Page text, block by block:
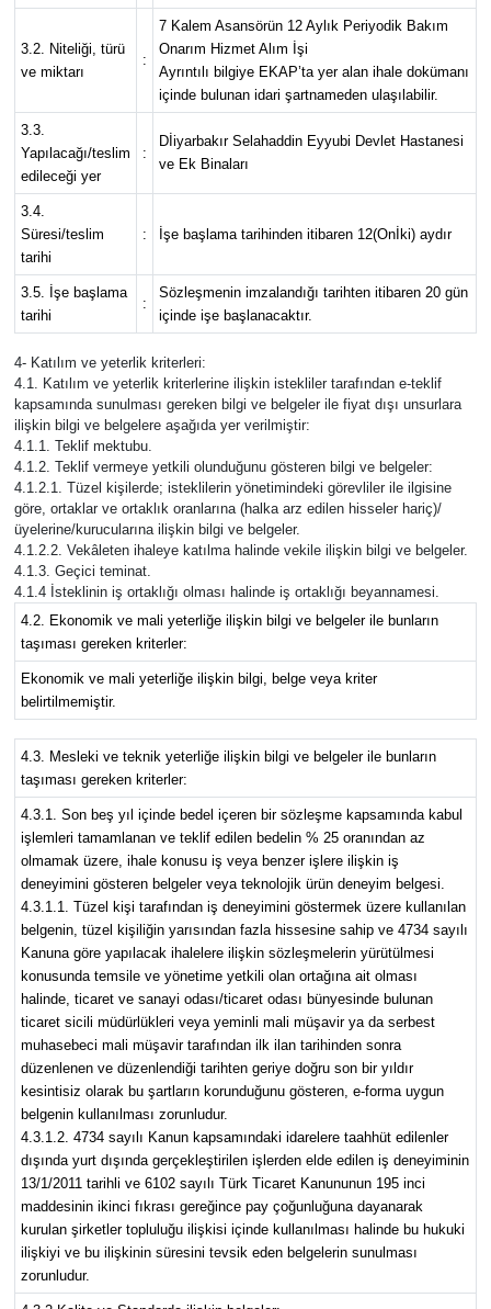
3.2. Niteliği, türü
ve miktarı
:
7 Kalem Asansörün 12 Aylık Periyodik Bakım
Onarım Hizmet Alım İşi
Ayrıntılı bilgiye EKAP’ta yer alan ihale dokümanı
içinde bulunan idari şartnameden ulaşılabilir.
3.3.
Yapılacağı/teslim
edileceği yer
:
Dİiyarbakır Selahaddin Eyyubi Devlet Hastanesi
ve Ek Binaları
3.4.
Süresi/teslim
tarihi
: İşe başlama tarihinden itibaren 12(Onİki) aydır
3.5. İşe başlama
tarihi
:
Sözleşmenin imzalandığı tarihten itibaren 20 gün
içinde işe başlanacaktır.
4- Katılım ve yeterlik kriterleri:
4.1. Katılım ve yeterlik kriterlerine ilişkin istekliler tarafından e-teklif
kapsamında sunulması gereken bilgi ve belgeler ile fiyat dışı unsurlara
ilişkin bilgi ve belgelere aşağıda yer verilmiştir:
4.1.1. Teklif mektubu.
4.1.2. Teklif vermeye yetkili olunduğunu gösteren bilgi ve belgeler:
4.1.2.1. Tüzel kişilerde; isteklilerin yönetimindeki görevliler ile ilgisine
göre, ortaklar ve ortaklık oranlarına (halka arz edilen hisseler hariç)/
üyelerine/kurucularına ilişkin bilgi ve belgeler.
4.1.2.2. Vekâleten ihaleye katılma halinde vekile ilişkin bilgi ve belgeler.
4.1.3. Geçici teminat.
4.1.4 İsteklinin iş ortaklığı olması halinde iş ortaklığı beyannamesi.
4.2. Ekonomik ve mali yeterliğe ilişkin bilgi ve belgeler ile bunların
taşıması gereken kriterler:
Ekonomik ve mali yeterliğe ilişkin bilgi, belge veya kriter
belirtilmemiştir.
4.3. Mesleki ve teknik yeterliğe ilişkin bilgi ve belgeler ile bunların
taşıması gereken kriterler:
4.3.1. Son beş yıl içinde bedel içeren bir sözleşme kapsamında kabul
işlemleri tamamlanan ve teklif edilen bedelin % 25 oranından az
olmamak üzere, ihale konusu iş veya benzer işlere ilişkin iş
deneyimini gösteren belgeler veya teknolojik ürün deneyim belgesi.
4.3.1.1. Tüzel kişi tarafından iş deneyimini göstermek üzere kullanılan
belgenin, tüzel kişiliğin yarısından fazla hissesine sahip ve 4734 sayılı
Kanuna göre yapılacak ihalelere ilişkin sözleşmelerin yürütülmesi
konusunda temsile ve yönetime yetkili olan ortağına ait olması
halinde, ticaret ve sanayi odası/ticaret odası bünyesinde bulunan
ticaret sicili müdürlükleri veya yeminli mali müşavir ya da serbest
muhasebeci mali müşavir tarafından ilk ilan tarihinden sonra
düzenlenen ve düzenlendiği tarihten geriye doğru son bir yıldır
kesintisiz olarak bu şartların korunduğunu gösteren, e-forma uygun
belgenin kullanılması zorunludur.
4.3.1.2. 4734 sayılı Kanun kapsamındaki idarelere taahhüt edilenler
dışında yurt dışında gerçekleştirilen işlerden elde edilen iş deneyiminin
13/1/2011 tarihli ve 6102 sayılı Türk Ticaret Kanununun 195 inci
maddesinin ikinci fıkrası gereğince pay çoğunluğuna dayanarak
kurulan şirketler topluluğu ilişkisi içinde kullanılması halinde bu hukuki
ilişkiyi ve bu ilişkinin süresini tevsik eden belgelerin sunulması
zorunludur.